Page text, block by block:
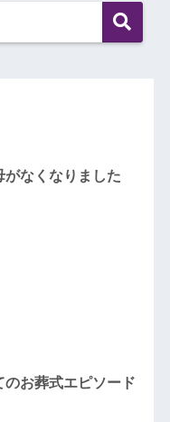
なくなりました
お葬式エピソード